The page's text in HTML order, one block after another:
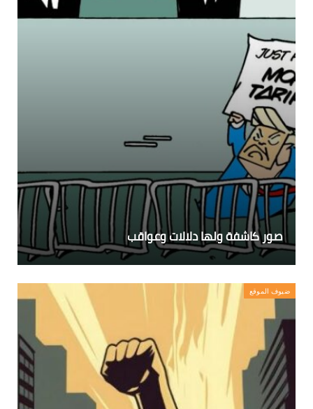
صور كاشفة ولها دلالات وعواقب
ضيوف الموقع